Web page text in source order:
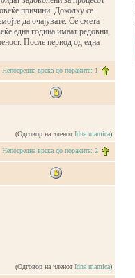
причини. Доколку се
да очајувате. Се смета
една година имаат редовни,
После период од една
Непосредна врска до пораките: 1
(Одговор на членотIdna mamica)
Непосредна врска до пораките: 2
(Одговор на членотIdna mamica)